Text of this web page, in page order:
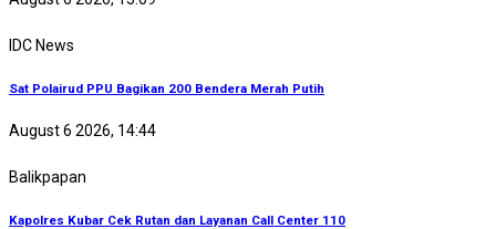
IDC News
Sat Polairud PPU Bagikan 200 Bendera Merah Putih
August 6 2026, 14:44
Balikpapan
Kapolres Kubar Cek Rutan dan Layanan Call Center 110